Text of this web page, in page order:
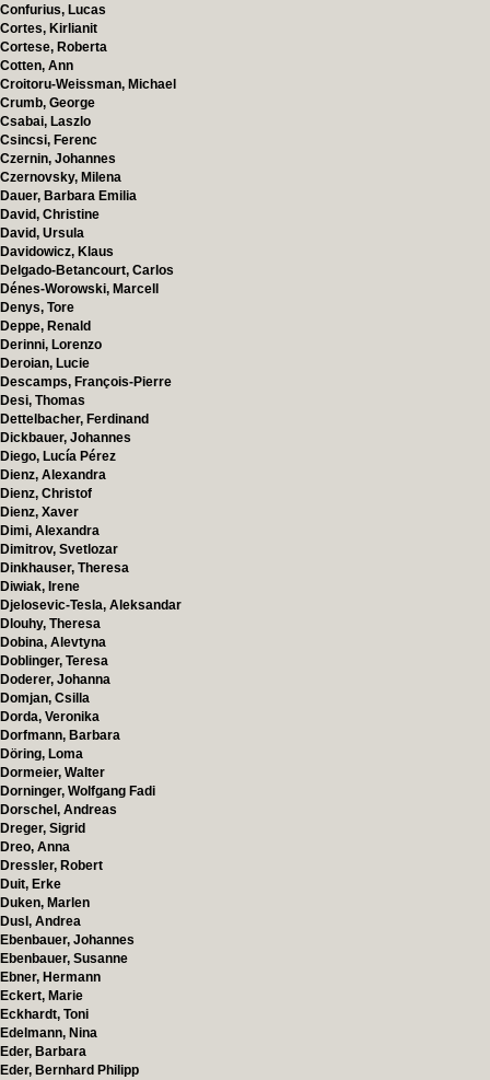
Confurius, Lucas
Cortes, Kirlianit
Cortese, Roberta
Cotten, Ann
Croitoru-Weissman, Michael
Crumb, George
Csabai, Laszlo
Csincsi, Ferenc
Czernin, Johannes
Czernovsky, Milena
Dauer, Barbara Emilia
David, Christine
David, Ursula
Davidowicz, Klaus
Delgado-Betancourt, Carlos
Dénes-Worowski, Marcell
Denys, Tore
Deppe, Renald
Derinni, Lorenzo
Deroian, Lucie
Descamps, François-Pierre
Desi, Thomas
Dettelbacher, Ferdinand
Dickbauer, Johannes
Diego, Lucía Pérez
Dienz, Alexandra
Dienz, Christof
Dienz, Xaver
Dimi, Alexandra
Dimitrov, Svetlozar
Dinkhauser, Theresa
Diwiak, Irene
Djelosevic-Tesla, Aleksandar
Dlouhy, Theresa
Dobina, Alevtyna
Doblinger, Teresa
Doderer, Johanna
Domjan, Csilla
Dorda, Veronika
Dorfmann, Barbara
Döring, Loma
Dormeier, Walter
Dorninger, Wolfgang Fadi
Dorschel, Andreas
Dreger, Sigrid
Dreo, Anna
Dressler, Robert
Duit, Erke
Duken, Marlen
Dusl, Andrea
Ebenbauer, Johannes
Ebenbauer, Susanne
Ebner, Hermann
Eckert, Marie
Eckhardt, Toni
Edelmann, Nina
Eder, Barbara
Eder, Bernhard Philipp